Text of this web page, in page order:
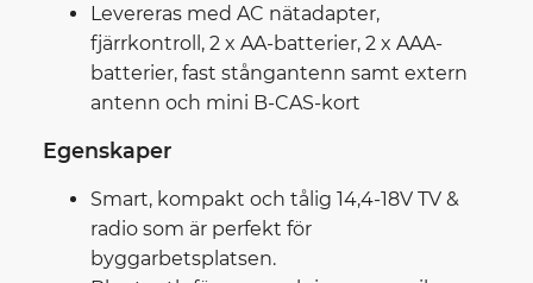
Levereras med AC nätadapter,
fjärrkontroll, 2 x AA-batterier, 2 x AAA-
batterier, fast stångantenn samt extern
antenn och mini B-CAS-kort
Egenskaper
Smart, kompakt och tålig 14,4-18V TV &
radio som är perfekt för
byggarbetsplatsen.